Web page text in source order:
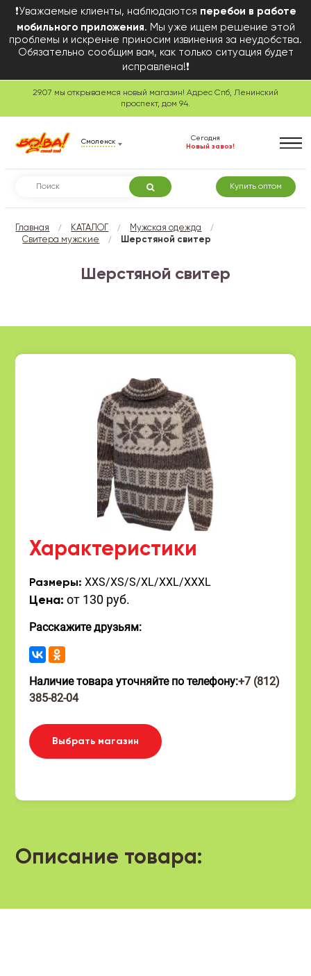
❗Уважаемые клиенты, наблюдаются перебои в работе
мобильного приложения. Мы уже ищем решение этой
проблемы и искренне приносим извинения за неудобства.
Обязательно сообщим вам, как только ситуация будет
исправлена!❗
29.07 мы открываемся новый магазин! Адрес Спб, Ленинский
проспект, дом 94.
Смоленск
Сегодня
Новый завоз!
Купить оптом
Главная / КАТАЛОГ / Мужская одежда /
Свитера мужские / Шерстяной свитер
Шерстяной свитер
Характеристики
Размеры:XXS/XS/S/XL/XXL/XXXL
Цена: от 130 руб.
Расскажите друзьям:
Наличие товара уточняйте по телефону:+7 (812)
385-82-04
Выбрать магазин
Описание товара: